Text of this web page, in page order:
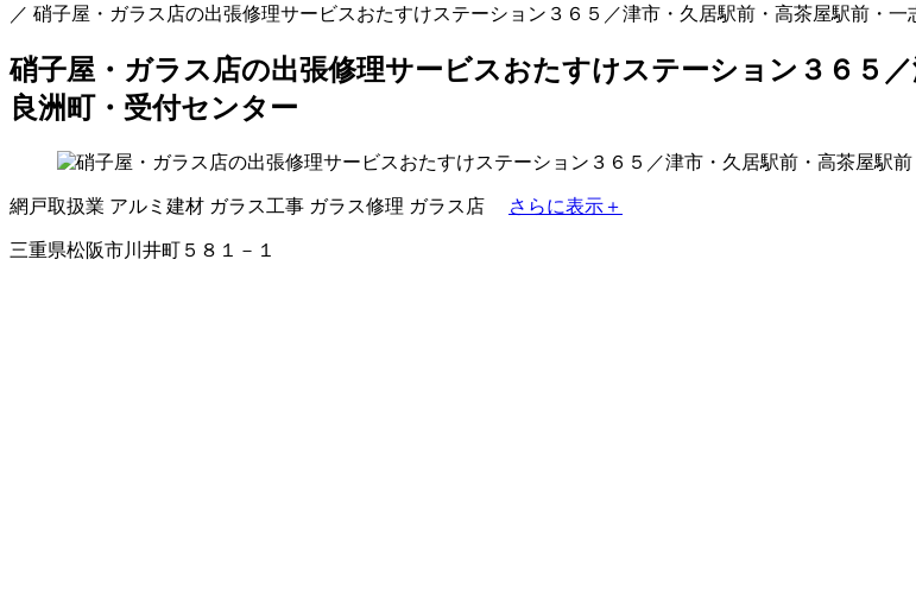
／ 硝子屋・ガラス店の出張修理サービスおたすけステーション３６５／津市・久居駅前・高茶屋駅前・
硝子屋・ガラス店の出張修理サービスおたすけステーション３６５
良洲町・受付センター
網戸取扱業 アルミ建材 ガラス工事 ガラス修理 ガラス店 さらに表示＋
三重県松阪市川井町５８１－１